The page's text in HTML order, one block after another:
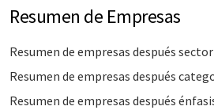
Resumen de Empresas
Resumen de empresas después sector
Resumen de empresas después
Resumen de empresas después